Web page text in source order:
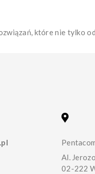
które nie tylko
Al.
02-222